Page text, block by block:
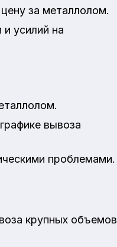
за металлолом.
усилий на
вывоза
проблемами.
крупных объемов